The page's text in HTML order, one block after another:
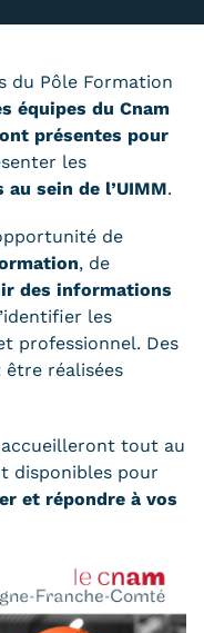
et
du Pôle Formation
équipes du Cnam
présentes pour
les
sein de l’UIMM.
de
, de
des informations
les
professionnel. Des
réalisées
accueilleront tout au
disponibles pour
et répondre à vos